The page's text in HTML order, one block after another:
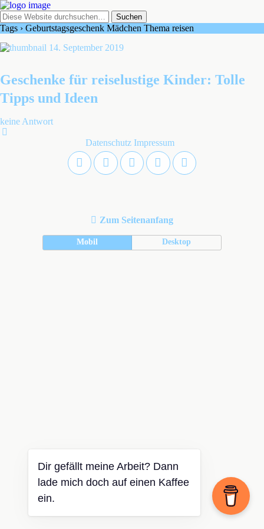
Tags › Geburtstagsgeschenk Mädchen Thema reisen
14. September 2019
Geschenke für reiselustige Kinder: Tolle
Tipps und Ideen
keine Antwort
Datenschutz Impressum
Zum Seitenanfang
Mobil Desktop
Dir gefällt meine Arbeit? Dann
lade mich doch auf einen Kaffee
ein.